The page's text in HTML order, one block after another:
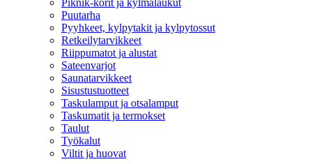
Piknik-korit ja kylmälaukut
Puutarha
Pyyhkeet, kylpytakit ja kylpytossut
Retkeilytarvikkeet
Riippumatot ja alustat
Sateenvarjot
Saunatarvikkeet
Sisustustuotteet
Taskulamput ja otsalamput
Taskumatit ja termokset
Taulut
Työkalut
Viltit ja huovat